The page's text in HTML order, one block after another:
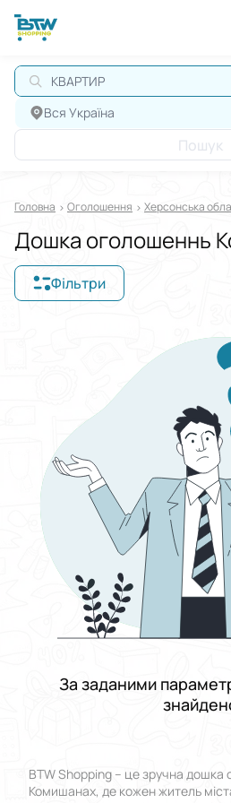
КВАРТИРА
Вся Україна
Пошук
Головна Оголошення Херсонська
Дошка оголошеннь
Фільтри
Виберіть групу категорій
Від
Стан
Застосувати
Скинути
За заданими
BTW Shopping – це зручна дошка
Комишанах, де кожен житель